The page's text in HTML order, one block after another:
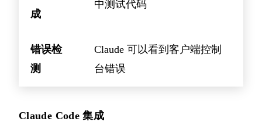
成
中测试代码
错误检
测
Claude 可以看到客户端控制
台错误
Claude Code 集成